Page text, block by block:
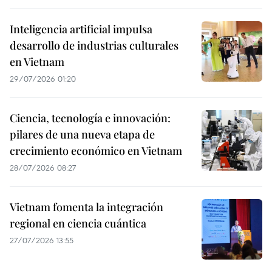
Inteligencia artificial impulsa
desarrollo de industrias culturales
en Vietnam
29/07/2026 01:20
Ciencia, tecnología e innovación:
pilares de una nueva etapa de
crecimiento económico en Vietnam
28/07/2026 08:27
Vietnam fomenta la integración
regional en ciencia cuántica
27/07/2026 13:55